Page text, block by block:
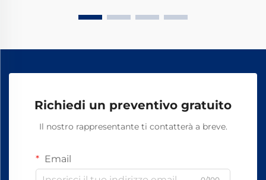
Richiedi un preventivo gratuito
Il nostro rappresentante ti contatterà a breve.
Email